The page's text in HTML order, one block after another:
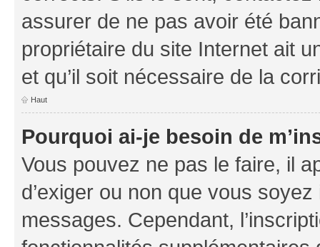
assurer de ne pas avoir été
propriétaire du site Internet ait
et qu’il soit nécessaire de la
Haut
Pourquoi ai-je besoin de
Vous pouvez ne pas le faire, il
d’exiger ou non que vous
messages. Cependant,